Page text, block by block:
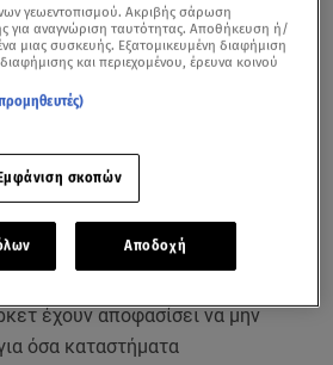
εκτός» (click away), στο
ωραρίου για τα ψώνια πριν από
είναι και η
και καταστήματα λιανικής
Κυριακή
έχουν αποφασίσει να μην
όσα καταστήματα
γεωεντοπισμού. Ακριβής σάρωση
για αναγνώριση ταυτότητας. Αποθήκευση ή/
μιας συσκευής. Εξατομικευμένη διαφήμιση
και περιεχομένου, έρευνα κοινού
σκοπών
Αποδοχή